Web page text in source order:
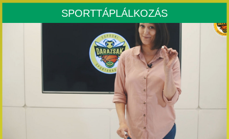
SPORTTÁPLÁLKOZÁS